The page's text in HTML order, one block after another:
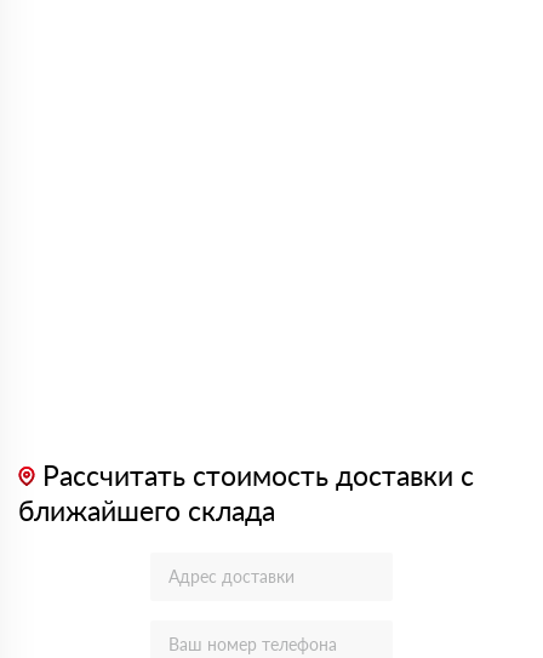
Рассчитать стоимость доставки с
ближайшего склада